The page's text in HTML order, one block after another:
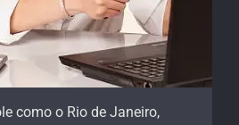
como o Rio de Janeiro,